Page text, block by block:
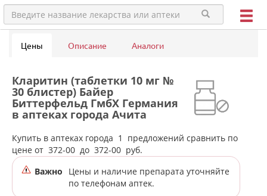
Цены Описание Аналоги
Кларитин (таблетки 10 мг №
30 блистер) Байер
Биттерфельд ГмбХ Германия
в аптеках города Ачита
Купить в аптеках города 1
предложений сравнить по
цене от 372-00 до 372-00 руб.
Важно
Цены и наличие препарата уточняйте
по телефонам аптек.